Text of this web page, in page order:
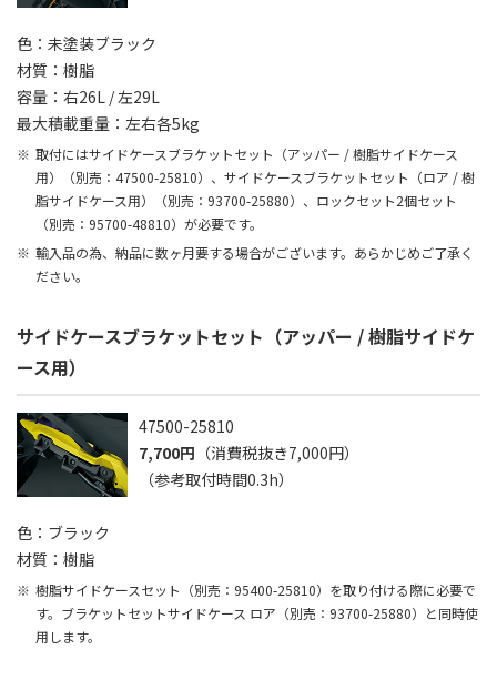
色：未塗装ブラック
材質：樹脂
容量：右26L / 左29L
最大積載重量：左右各5kg
取付にはサイドケースブラケットセット（アッパー / 樹脂サイドケース
用）（別売：47500-25810）、サイドケースブラケットセット（ロア / 樹
脂サイドケース用）（別売：93700-25880）、ロックセット2個セット
（別売：95700-48810）が必要です。
輸入品の為、納品に数ヶ月要する場合がございます。あらかじめご了承く
ださい。
サイドケースブラケットセット（アッパー / 樹脂サイドケ
ース用）
47500-25810
7,700円 （消費税抜き7,000円）
（参考取付時間0.3h）
色：ブラック
材質：樹脂
樹脂サイドケースセット（別売：95400-25810）を取り付ける際に必要で
す。ブラケットセットサイドケース ロア（別売：93700-25880）と同時使
用します。